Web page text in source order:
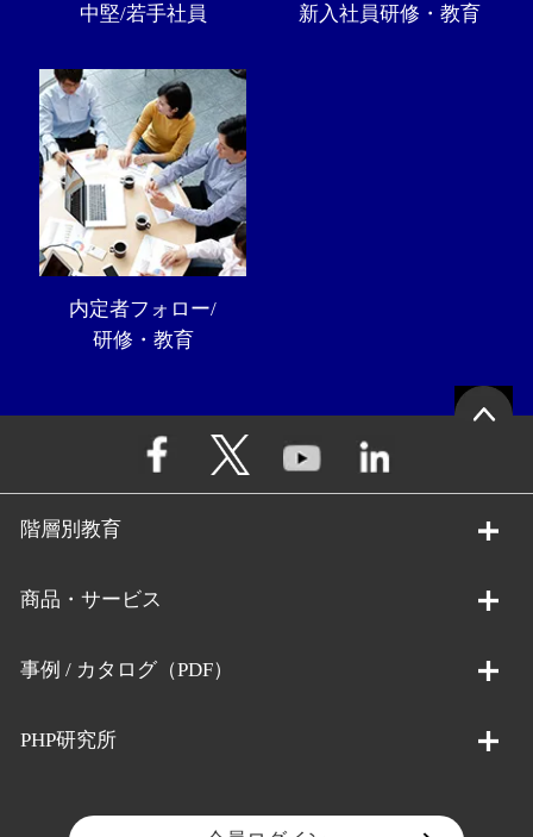
中堅/若手社員 新入社員研修・教育
内定者フォロー/
研修・教育
階層別教育
商品・サービス
事例 / カタログ（PDF）
PHP研究所